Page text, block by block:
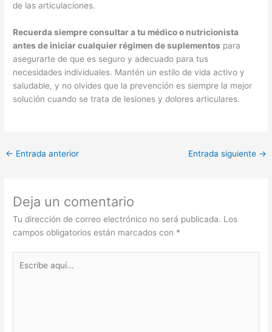
de las articulaciones.
Recuerda siempre consultar a tu médico o nutricionista
antes de iniciar cualquier régimen de suplementos para
asegurarte de que es seguro y adecuado para tus
necesidades individuales. Mantén un estilo de vida activo y
saludable, y no olvides que la prevención es siempre la mejor
solución cuando se trata de lesiones y dolores articulares.
← Entrada anterior Entrada siguiente →
Deja un comentario
Tu dirección de correo electrónico no será publicada. Los
campos obligatorios están marcados con *
aquí...